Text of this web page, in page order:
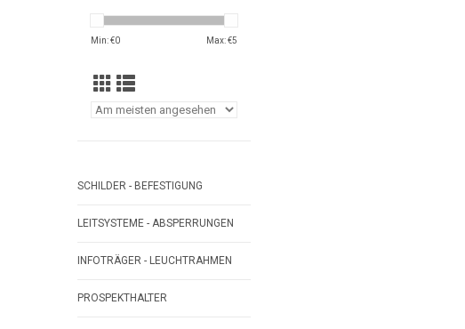
Min: €0 Max: €5
SCHILDER - BEFESTIGUNG
LEITSYSTEME - ABSPERRUNGEN
INFOTRÄGER - LEUCHTRAHMEN
PROSPEKTHALTER